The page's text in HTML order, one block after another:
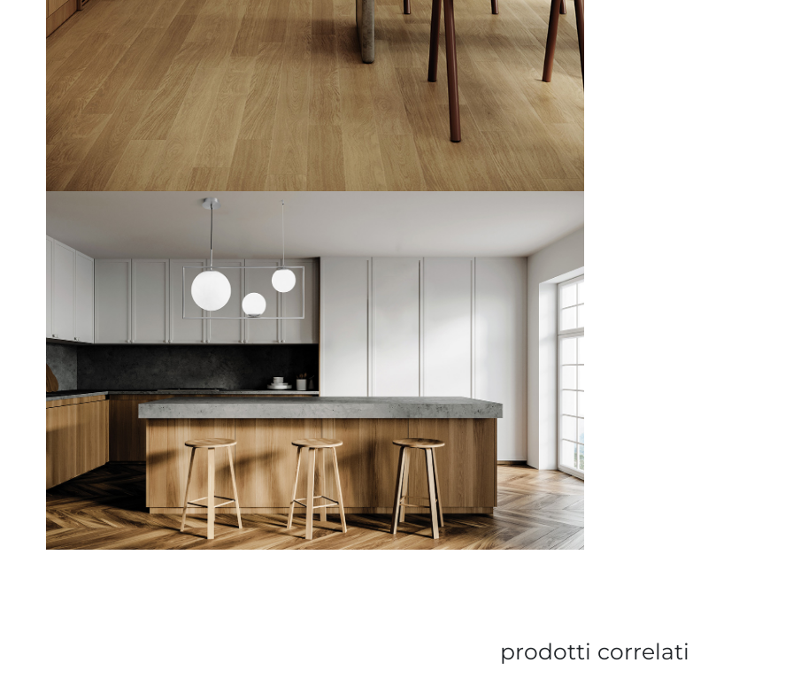
prodotti correlati